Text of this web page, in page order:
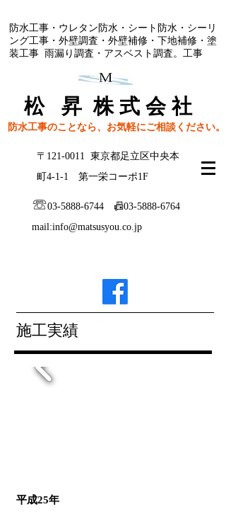
​松 昇 株 式 会 社
防水工事のことなら、お気軽にご相談ください。
〒121-0011 東京都足立区中央本
町4-1-1 第一栄コーポ1F
防水工事・ウレタン防水・シート防水・シーリ
ング工事・外壁調査・外壁補修・下地補修・塗
装工事 雨漏り調査・アスベスト調査。工事
​☏03-5888-6744 📠03-5888-6764
mail:info@matsusyou.co.jp
施工実績
平成25年